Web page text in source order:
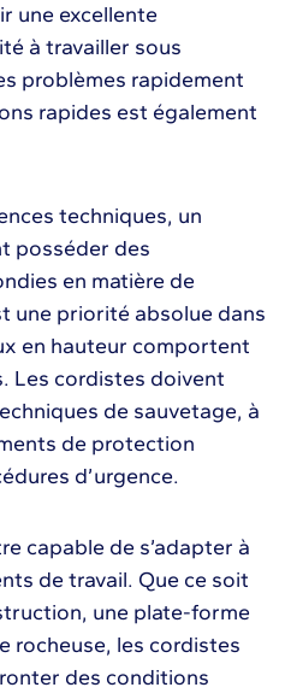
une excellente
à travailler sous
problèmes rapidement
rapides est également
techniques, un
posséder des
en matière de
une priorité absolue dans
en hauteur comportent
Les cordistes doivent
de sauvetage, à
de protection
d’urgence.
capable de s’adapter à
de travail. Que ce soit
une plate-forme
rocheuse, les cordistes
des conditions